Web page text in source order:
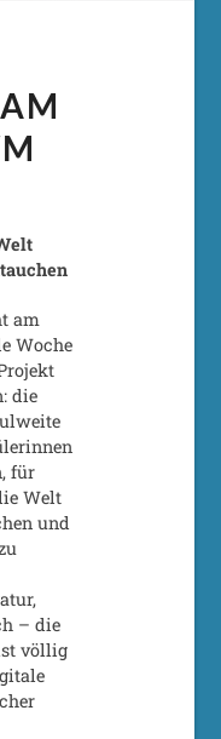
am
Woche
die
für
Welt
und
– die
völlig